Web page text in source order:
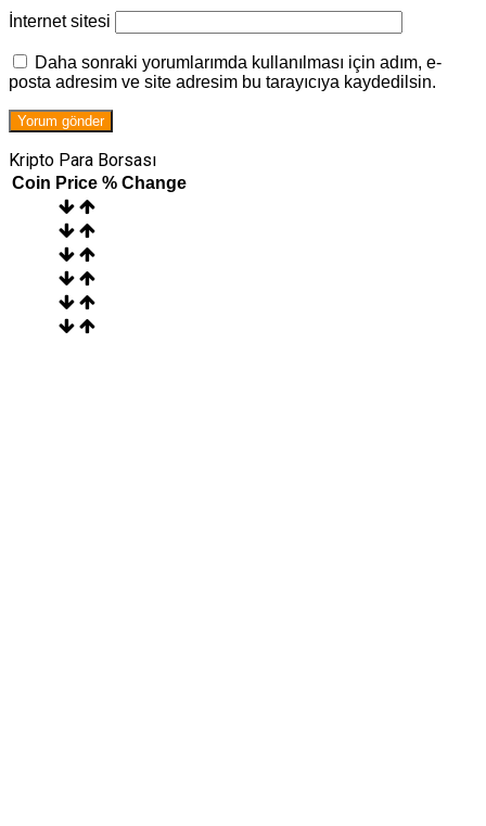
İnternet sitesi
Daha sonraki yorumlarımda kullanılması için adım, e-
posta adresim ve site adresim bu tarayıcıya kaydedilsin.
Kripto Para Borsası
Coin Price % Change